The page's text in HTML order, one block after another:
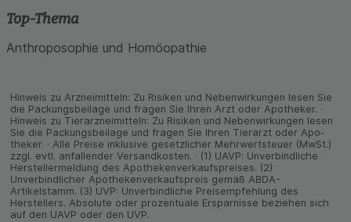
Top-Thema
Anthroposophie und Homöopathie
Hinweis zu Arzneimitteln: Zu Risiken und Neben­wirkungen lesen Sie
die Packungs­beilage und fragen Sie Ihren Arzt oder Apo­theker. ·
Hinweis zu Tier­arz­nei­mitteln: Zu Risiken und Neben­wirkungen lesen
Sie die Packungs­beilage und fragen Sie Ihren Tier­arzt oder Apo­
theker. · Alle Preise inklusive gesetz­licher Mehrwertsteuer (MwSt.)
zzgl. evtl. anfallender Versand­kosten. · (1) UAVP: Unverbindliche
Herstellermeldung des Apothekenverkaufspreises. (2)
Unverbindlicher Apothekenverkaufspreis gemäß ABDA-
Artikelstamm. (3) UVP: Unverbindliche Preisempfehlung des
Herstellers. Absolute oder prozentuale Ersparnisse beziehen sich
auf den UAVP oder den UVP.